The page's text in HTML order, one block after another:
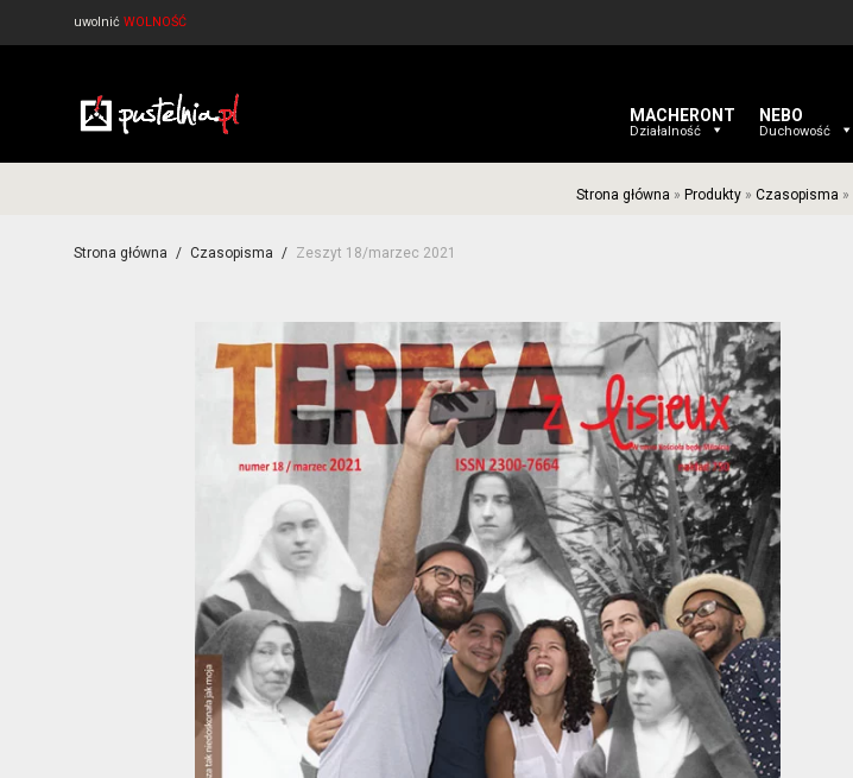
uwolnić WOLNOŚĆ
MACHERONT
Działalność
NEBO
Duchowość
Strona główna » Produkty » Czasopisma »
Strona główna / Czasopisma / Zeszyt 18/marzec 2021